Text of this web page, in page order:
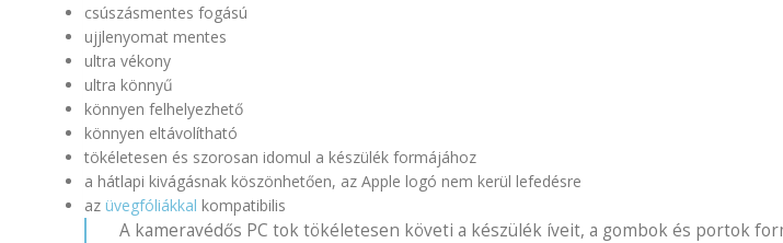
csúszásmentes fogású
ujjlenyomat mentes
ultra vékony
ultra könnyű
könnyen felhelyezhető
könnyen eltávolítható
tökéletesen és szorosan idomul a készülék formájához
a hátlapi kivágásnak köszönhetően, az Apple logó nem kerül lefedésre
az üvegfóliákkal kompatibilis
A kameravédős PC tok tökéletesen követi a készülék íveit, a gombok és portok